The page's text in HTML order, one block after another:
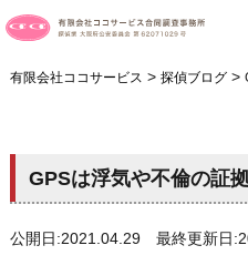
有限会社ココサービス > 探偵ブログ>
GPSは浮気や不倫の証
公開日:2021.04.29 最終更新日